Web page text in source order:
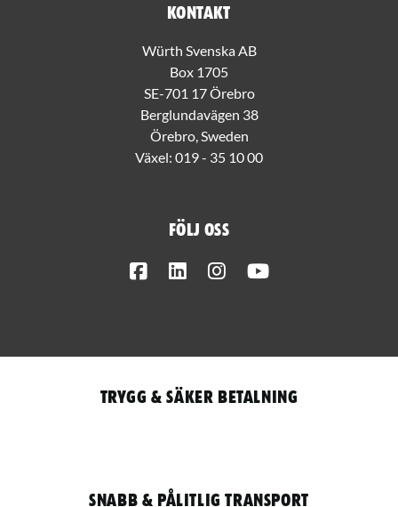
Kontakt
Würth Svenska AB
Box 1705
SE-701 17 Örebro
Berglundavägen 38
Örebro, Sweden
Växel: 019 - 35 10 00
Följ oss
FacebookLinkedInInstagram
Trygg & säker betalning
Snabb & pålitlig transport